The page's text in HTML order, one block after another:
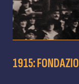
1915: